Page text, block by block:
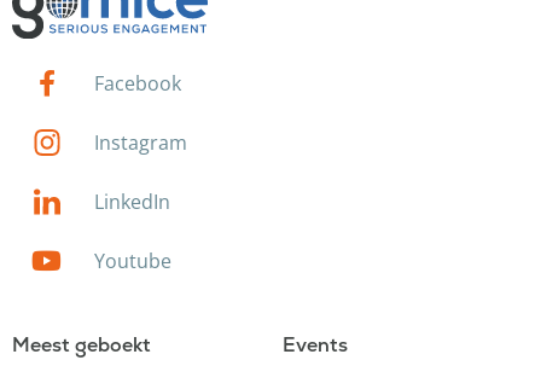
Facebook
Instagram
LinkedIn
Youtube
Meest geboekt Events